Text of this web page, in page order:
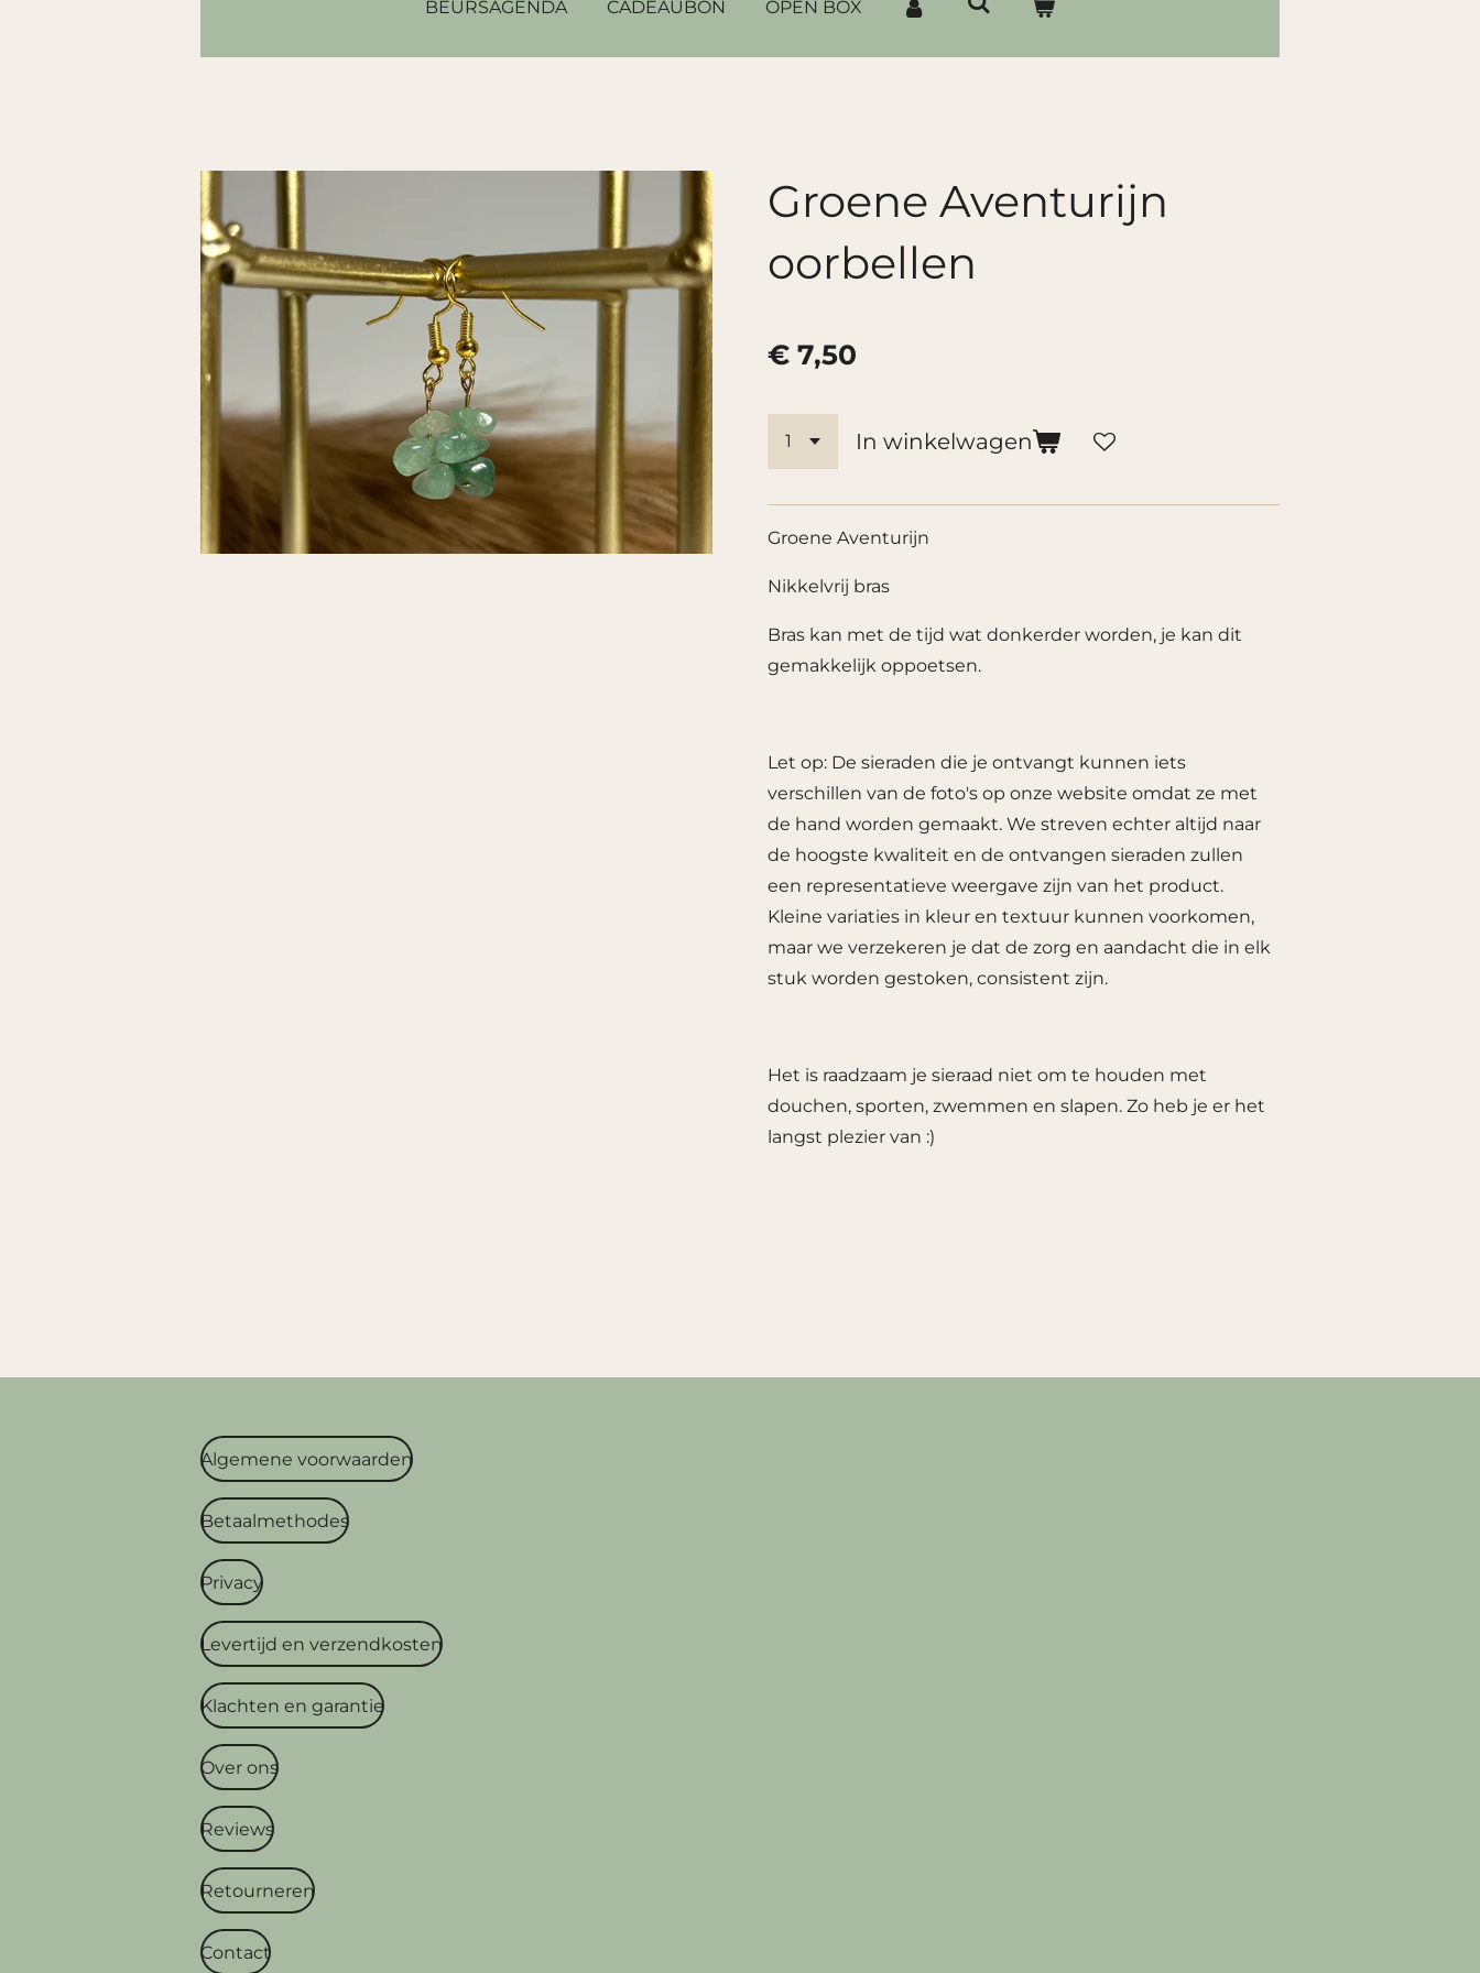
BEURSAGENDA CADEAUBON OPEN BOX
Groene Aventurijn
oorbellen
€ 7,50
In winkelwagen
Groene Aventurijn
Nikkelvrij bras
Bras kan met de tijd wat donkerder worden, je kan dit
gemakkelijk oppoetsen.
Let op: De sieraden die je ontvangt kunnen iets
verschillen van de foto's op onze website omdat ze met
de hand worden gemaakt. We streven echter altijd naar
de hoogste kwaliteit en de ontvangen sieraden zullen
een representatieve weergave zijn van het product.
Kleine variaties in kleur en textuur kunnen voorkomen,
maar we verzekeren je dat de zorg en aandacht die in elk
stuk worden gestoken, consistent zijn.
Het is raadzaam je sieraad niet om te houden met
douchen, sporten, zwemmen en slapen. Zo heb je er het
langst plezier van :)
Algemene voorwaarden
Betaalmethodes
Privacy
Levertijd en verzendkosten
Klachten en garantie
Over ons
Reviews
Retourneren
Contact